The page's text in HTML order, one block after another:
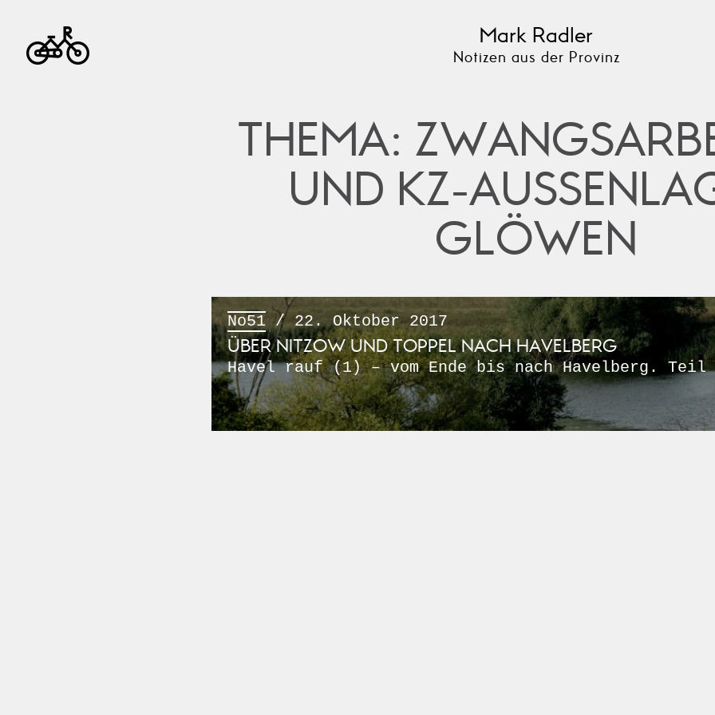
Mark Radler
Notizen aus der Provinz
THEMA:
UND KZ-
LÖWEN
No51/ 22. Oktober 2017
ÜBER NITZOW UND TOPPEL NACH HAVELBERG
Havel rauf (1) – vom Ende bis nach Havelberg. Teil